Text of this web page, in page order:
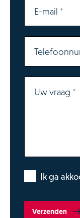
E-mail
Uw vraag
Ik ga
Verzenden